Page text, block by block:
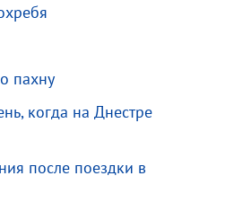
пахну
когда на Днестре
после поездки в